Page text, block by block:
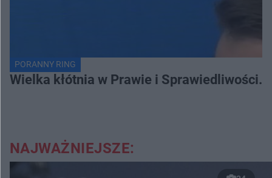
PORANNY RING
Wielka kłótnia w Prawie i Sprawiedliwości.
NAJWAŻNIEJSZE: